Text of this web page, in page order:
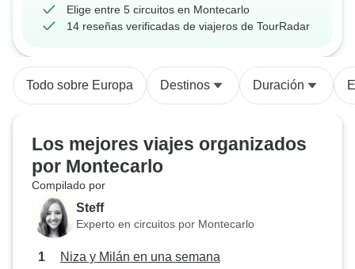
Elige entre 5 circuitos en Montecarlo
14 reseñas verificadas de viajeros de TourRadar
Todo sobre Europa Destinos Duración
Los mejores viajes organizados
por Montecarlo
Compilado por
Steff
Experto en circuitos por Montecarlo
Niza y Milán en una semana